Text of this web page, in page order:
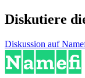
Diskutiere
Diskussion auf